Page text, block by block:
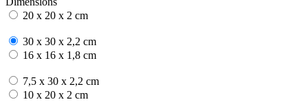
20 x 20 x 2 cm
30 x 30 x 2,2 cm
16 x 16 x 1,8 cm
7,5 x 30 x 2,2 cm
10 x 20 x 2 cm